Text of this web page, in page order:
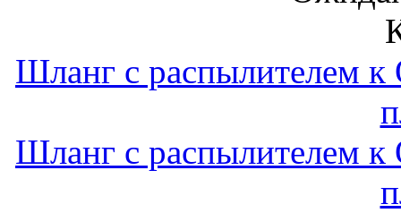
Шланг с распылителем
Шланг с распылителем